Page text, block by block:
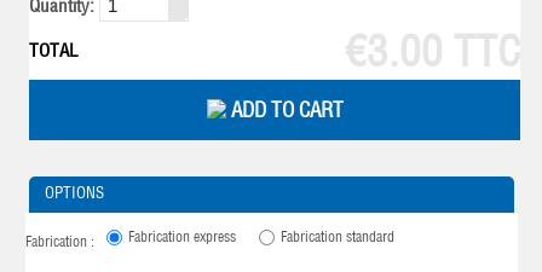
Quantity:
TOTAL
€3.00 TTC
ADD TO CART
OPTIONS
Fabrication : Fabrication express Fabrication standard